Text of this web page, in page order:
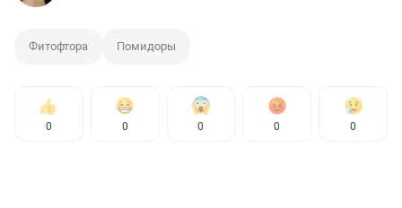
Фитофтора Помидоры
0 0 0 0 0